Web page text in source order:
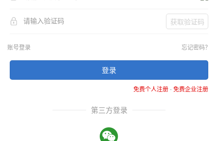
获取验证码
账号登录 忘记密码？
登录
免费个人注册-免费企业注册
第三方登录